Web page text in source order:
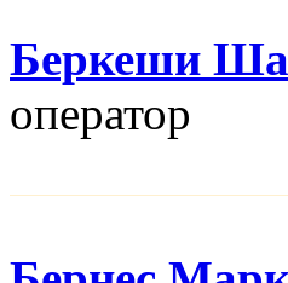
Беркеши
оператор